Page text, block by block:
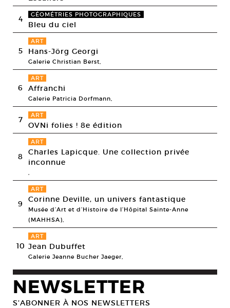
4 GÉOMÉTRIES PHOTOGRAPHIQUES
Bleu du ciel
5
ART
Hans-Jörg Georgi
Galerie Christian Berst,
6
ART
Affranchi
Galerie Patricia Dorfmann,
7 ART
OVNi folies ! 8e édition
8
ART
Charles Lapicque. Une collection privée
inconnue
,
9
ART
Corinne Deville, un univers fantastique
Musée d’Art et d’Histoire de l’Hôpital Sainte-Anne
(MAHHSA),
10
ART
Jean Dubuffet
Galerie Jeanne Bucher Jaeger,
NEWSLETTER
S’ABONNER À NOS NEWSLETTERS